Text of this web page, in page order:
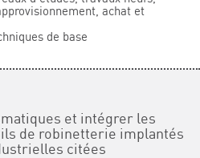
achat et
de base
et intégrer les
de robinetterie implantés
citées